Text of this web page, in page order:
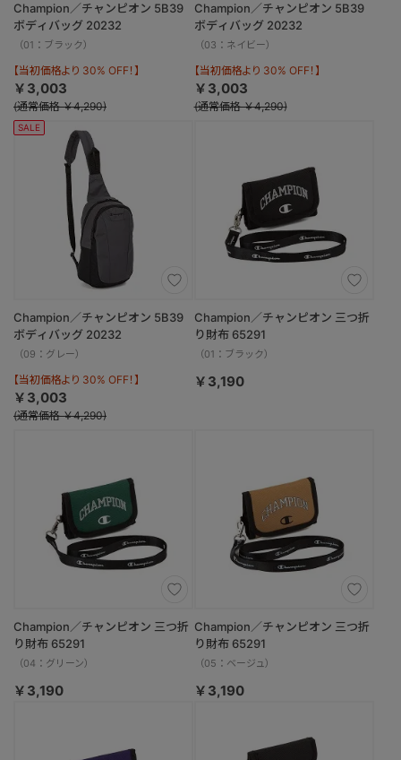
Champion／チャンピオン 5B39
ボディバッグ 20232
（01：ブラック）
【当初価格より 30% OFF！】
￥3,003
(通常価格 ￥4,290)
Champion／チャンピオン 5B39
ボディバッグ 20232
（03：ネイビー）
【当初価格より 30% OFF！】
￥3,003
(通常価格 ￥4,290)
SALE
Champion／チャンピオン 5B39
ボディバッグ 20232
（09：グレー）
【当初価格より 30% OFF！】
￥3,003
(通常価格 ￥4,290)
Champion／チャンピオン 三つ折
り財布 65291
（01：ブラック）
￥3,190
Champion／チャンピオン 三つ折
り財布 65291
（04：グリーン）
￥3,190
Champion／チャンピオン 三つ折
り財布 65291
（05：ベージュ）
￥3,190